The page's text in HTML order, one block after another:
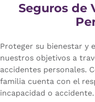
Seguros de
Proteger su bienestar y
nuestros objetivos a
accidentes personales.
familia cuenta con el
incapacidad o accidente.